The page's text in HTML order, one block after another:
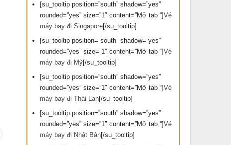
[su_tooltip position=”south” shadow=”yes”
rounded=”yes” size=”1″ content=”Mở tab “]Vé
máy bay đi Singapore[/su_tooltip]
[su_tooltip position=”south” shadow=”yes”
rounded=”yes” size=”1″ content=”Mở tab “]Vé
máy bay đi Mỹ[/su_tooltip]
[su_tooltip position=”south” shadow=”yes”
rounded=”yes” size=”1″ content=”Mở tab “]Vé
máy bay đi Thái Lan[/su_tooltip]
[su_tooltip position=”south” shadow=”yes”
rounded=”yes” size=”1″ content=”Mở tab “]Vé
máy bay đi Nhật Bản[/su_tooltip]